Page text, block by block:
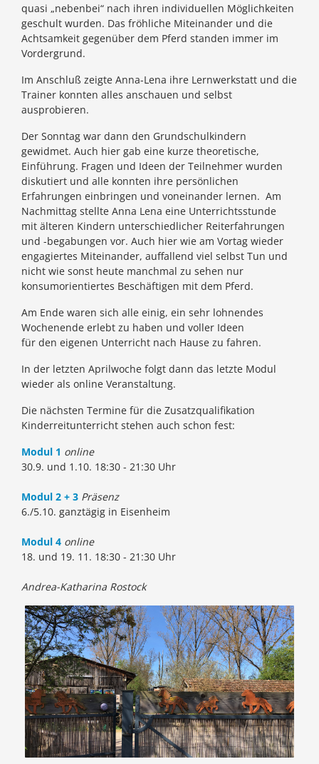
quasi „nebenbei“ nach ihren individuellen Möglichkeiten
geschult wurden. Das fröhliche Miteinander und die
Achtsamkeit gegenüber dem Pferd standen immer im
Vordergrund.
Im Anschluß zeigte Anna-Lena ihre Lernwerkstatt und die
Trainer konnten alles anschauen und selbst
ausprobieren.
Der Sonntag war dann den Grundschulkindern
gewidmet. Auch hier gab eine kurze theoretische,
Einführung. Fragen und Ideen der Teilnehmer wurden
diskutiert und alle konnten ihre persönlichen
Erfahrungen einbringen und voneinander lernen. Am
Nachmittag stellte Anna Lena eine Unterrichtsstunde
mit älteren Kindern unterschiedlicher Reiterfahrungen
und -begabungen vor. Auch hier wie am Vortag wieder
engagiertes Miteinander, auffallend viel selbst Tun und
nicht wie sonst heute manchmal zu sehen nur
konsumorientiertes Beschäftigen mit dem Pferd.
Am Ende waren sich alle einig, ein sehr lohnendes
Wochenende erlebt zu haben und voller Ideen
für den eigenen Unterricht nach Hause zu fahren.
In der letzten Aprilwoche folgt dann das letzte Modul
wieder als online Veranstaltung.
Die nächsten Termine für die Zusatzqualifikation
Kinderreitunterricht stehen auch schon fest:
Modul 1 online
30.9. und 1.10. 18:30 - 21:30 Uhr
Modul 2 + 3 Präsenz
6./5.10. ganztägig in Eisenheim
Modul 4 online
18. und 19. 11. 18:30 - 21:30 Uhr
Andrea-Katharina Rostock